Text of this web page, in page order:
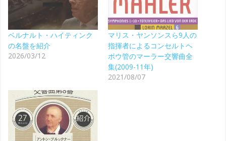
ベルナルト・ハイティンク
の名盤を紹介
2026/03/12
マリス・ヤンソンスら9人の
指揮者によるコンセルトヘ
ボウ管のマーラー交響曲全
集(2009-11年)
2021/08/07